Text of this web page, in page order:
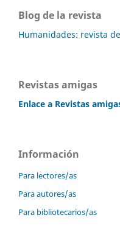
Blog de la revista
Humanidades: revista
Revistas amigas
Enlace a Revistas
Información
Para lectores/as
Para autores/as
Para bibliotecarios/as